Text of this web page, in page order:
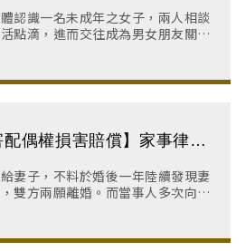
認識一名未成年之女子，兩人相談
點滴，進而交往成為男女朋友關
方式進行裸聊（裸露身體聊天），
於女子不知情的情況下偷偷
配偶權損害賠償】家事律師
妻子，不料於婚後一年陸續發現妻
雙方兩願離婚。而當事人多次向前
之不理，當事人憤而提起侵權行為
並一併請求侵害配偶權之精神慰撫